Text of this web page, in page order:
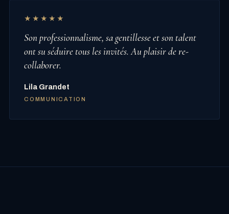
★★★★★
Son professionnalisme, sa gentillesse et son talent
ont su séduire tous les invités. Au plaisir de re-
collaborer.
Lila Grandet
COMMUNICATION